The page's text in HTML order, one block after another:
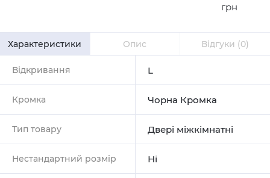
грн
Характеристики Опис Відгуки (0)
Відкривання L
Кромка Чорна Кромка
Тип товару Двері міжкімнатні
Нестандартний розмір Ні